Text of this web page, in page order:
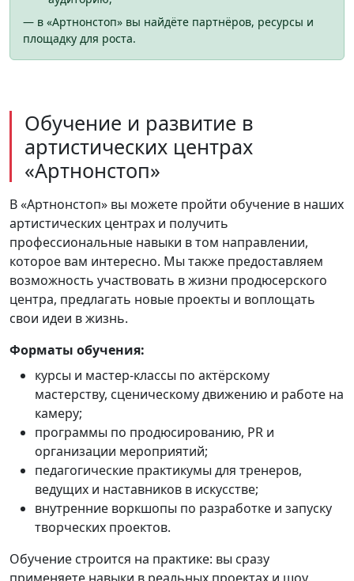
— в «Артнонстоп» вы найдёте партнёров, ресурсы и
площадку для роста.
Обучение и развитие в
артистических центрах
«Артнонстоп»
В «Артнонстоп» вы можете пройти обучение в наших
артистических центрах и получить
профессиональные навыки в том направлении,
которое вам интересно. Мы также предоставляем
возможность участвовать в жизни продюсерского
центра, предлагать новые проекты и воплощать
свои идеи в жизнь.
Форматы обучения:
курсы и мастер‑классы по актёрскому
мастерству, сценическому движению и работе на
камеру;
программы по продюсированию, PR и
организации мероприятий;
педагогические практикумы для тренеров,
ведущих и наставников в искусстве;
внутренние воркшопы по разработке и запуску
творческих проектов.
Обучение строится на практике: вы сразу